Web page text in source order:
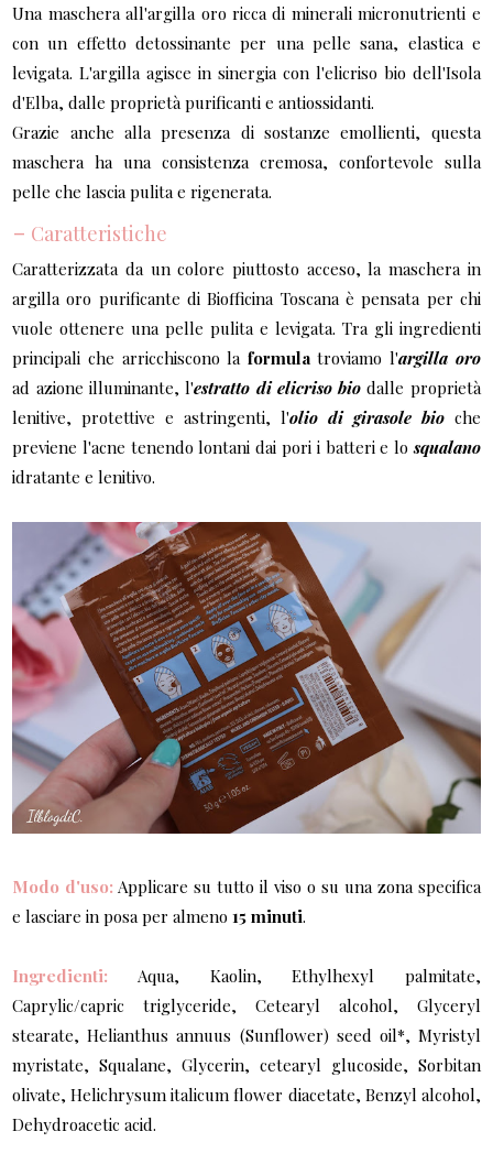
Una maschera all'argilla oro ricca di minerali micronutrienti e
con un effetto detossinante per una pelle sana, elastica e
levigata. L'argilla agisce in sinergia con l'elicriso bio dell'Isola
d'Elba, dalle proprietà purificanti e antiossidanti.
Grazie anche alla presenza di sostanze emollienti, questa
maschera ha una consistenza cremosa, confortevole sulla
pelle che lascia pulita e rigenerata.
- Caratteristiche
Caratterizzata da un colore piuttosto acceso, la maschera in
argilla oro purificante di Biofficina Toscana è pensata per chi
vuole ottenere una pelle pulita e levigata. Tra gli ingredienti
principali che arricchiscono la formulatroviamo l'argilla oro
ad azione illuminante, l'estratto di elicriso bio dalle proprietà
lenitive, protettive e astringenti, l'olio di girasole bioche
previene l'acne tenendo lontani dai pori i batteri e losqualano
idratante e lenitivo.
Modo d'uso: Applicare su tutto il viso o su una zona specifica
e lasciare in posa per almeno15 minuti.
Ingredienti: Aqua, Kaolin, Ethylhexyl palmitate,
Caprylic/capric triglyceride, Cetearyl alcohol, Glyceryl
stearate, Helianthus annuus (Sunflower) seed oil*, Myristyl
myristate, Squalane, Glycerin, cetearyl glucoside, Sorbitan
olivate, Helichrysum italicum flower diacetate, Benzyl alcohol,
Dehydroacetic acid.